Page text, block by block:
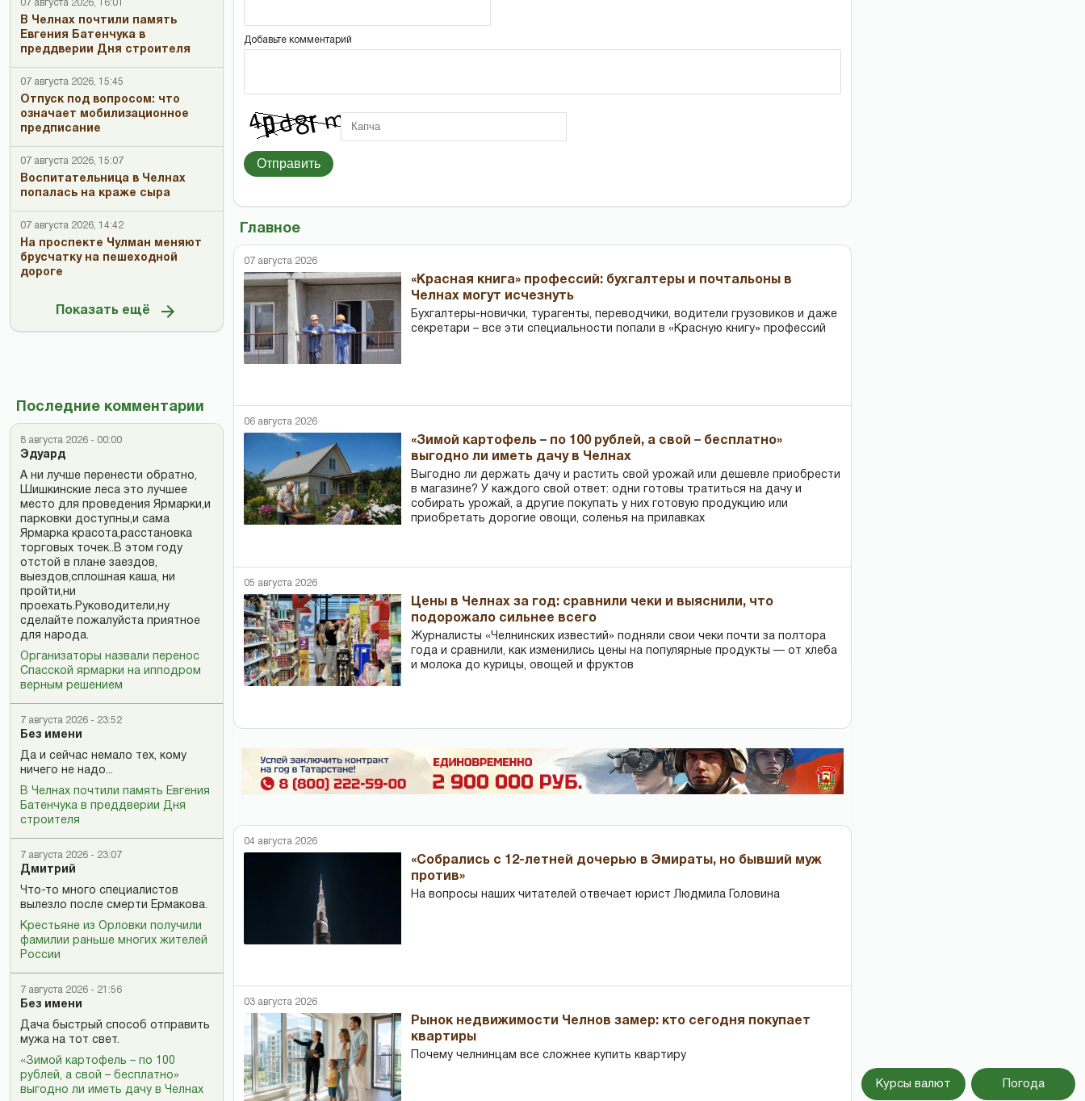
07 августа 2026, 16:01
В Челнах почтили память
Евгения Батенчука в
преддверии Дня строителя
07 августа 2026, 15:45
Отпуск под вопросом: что
означает мобилизационное
предписание
07 августа 2026, 15:07
Воспитательница в Челнах
попалась на краже сыра
07 августа 2026, 14:42
На проспекте Чулман меняют
брусчатку на пешеходной
дороге
Показать ещё
Последние комментарии
8 августа 2026 - 00:00
Эдуард
А ни лучше перенести обратно,
Шишкинские леса это лучшее
место для проведения Ярмарки,и
парковки доступны,и сама
Ярмарка красота,расстановка
торговых точек..В этом году
отстой в плане заездов,
выездов,сплошная каша, ни
пройти,ни
проехать.Руководители,ну
сделайте пожалуйста приятное
для народа.
Организаторы назвали перенос
Спасской ярмарки на ипподром
верным решением
7 августа 2026 - 23:52
Без имени
Да и сейчас немало тех, кому
ничего не надо...
В Челнах почтили память Евгения
Батенчука в преддверии Дня
строителя
7 августа 2026 - 23:07
Дмитрий
Что-то много специалистов
вылезло после смерти Ермакова.
Крестьяне из Орловки получили
фамилии раньше многих жителей
России
7 августа 2026 - 21:56
Без имени
Дача быстрый способ отправить
мужа на тот свет.
«Зимой картофель – по 100
рублей, а свой – бесплатно»
выгодно ли иметь дачу в Челнах
Добавьте комментарий
Отправить
Главное
07 августа 2026
«Красная книга» профессий: бухгалтеры и почтальоны в
Челнах могут исчезнуть
Бухгалтеры-новички, тур­агенты, переводчики, водители грузовиков и даже
секретари – все эти специальности попали в «Красную книгу» профессий
06 августа 2026
«Зимой картофель – по 100 рублей, а свой – бесплатно»
выгодно ли иметь дачу в Челнах
Выгодно ли держать дачу и растить свой урожай или дешевле приобрести
в магазине? У каждого свой ответ: одни готовы тратиться на дачу и
собирать урожай, а другие покупать у них готовую продукцию или
приобретать дорогие овощи, соленья на прилавках
05 августа 2026
Цены в Челнах за год: сравнили чеки и выяснили, что
подорожало сильнее всего
Журналисты «Челнинских известий» подняли свои чеки почти за полтора
года и сравнили, как изменились цены на популярные продукты — от хлеба
и молока до курицы, овощей и фруктов
04 августа 2026
«Собрались с 12-летней дочерью в Эмираты, но бывший муж
против»
На вопросы наших читателей отвечает юрист Людмила Головина
03 августа 2026
Рынок недвижимости Челнов замер: кто сегодня покупает
квартиры
Почему челнинцам все сложнее купить квартиру
Курсы валют Погода